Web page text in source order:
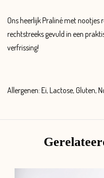
Ons heerlijk Praliné met nootjes
rechtstreeks gevuld in een
verfrissing!
Allergenen: Ei, Lactose, Gluten,